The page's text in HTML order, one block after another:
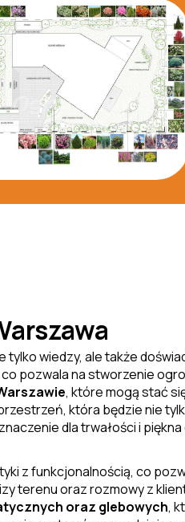
wiedzy, ale także
pozwala na stworzenie
, które mogą stać
która będzie nie
dla trwałości i
z funkcjonalnością, co
terenu oraz rozmowy z
oraz glebowych,